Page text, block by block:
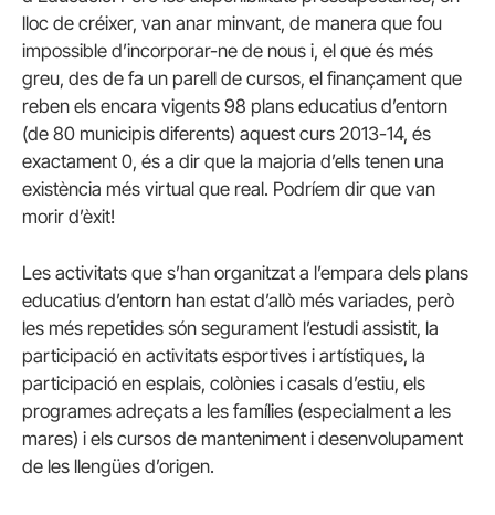
lloc de créixer, van anar minvant, de manera que fou
impossible d’incorporar-ne de nous i, el que és més
greu, des de fa un parell de cursos, el finançament que
reben els encara vigents 98 plans educatius d’entorn
(de 80 municipis diferents) aquest curs 2013-14, és
exactament 0, és a dir que la majoria d’ells tenen una
existència més virtual que real. Podríem dir que van
morir d’èxit!
Les activitats que s’han organitzat a l’empara dels plans
educatius d’entorn han estat d’allò més variades, però
les més repetides són segurament l’estudi assistit, la
participació en activitats esportives i artístiques, la
participació en esplais, colònies i casals d’estiu, els
programes adreçats a les famílies (especialment a les
mares) i els cursos de manteniment i desenvolupament
de les llengües d’origen.